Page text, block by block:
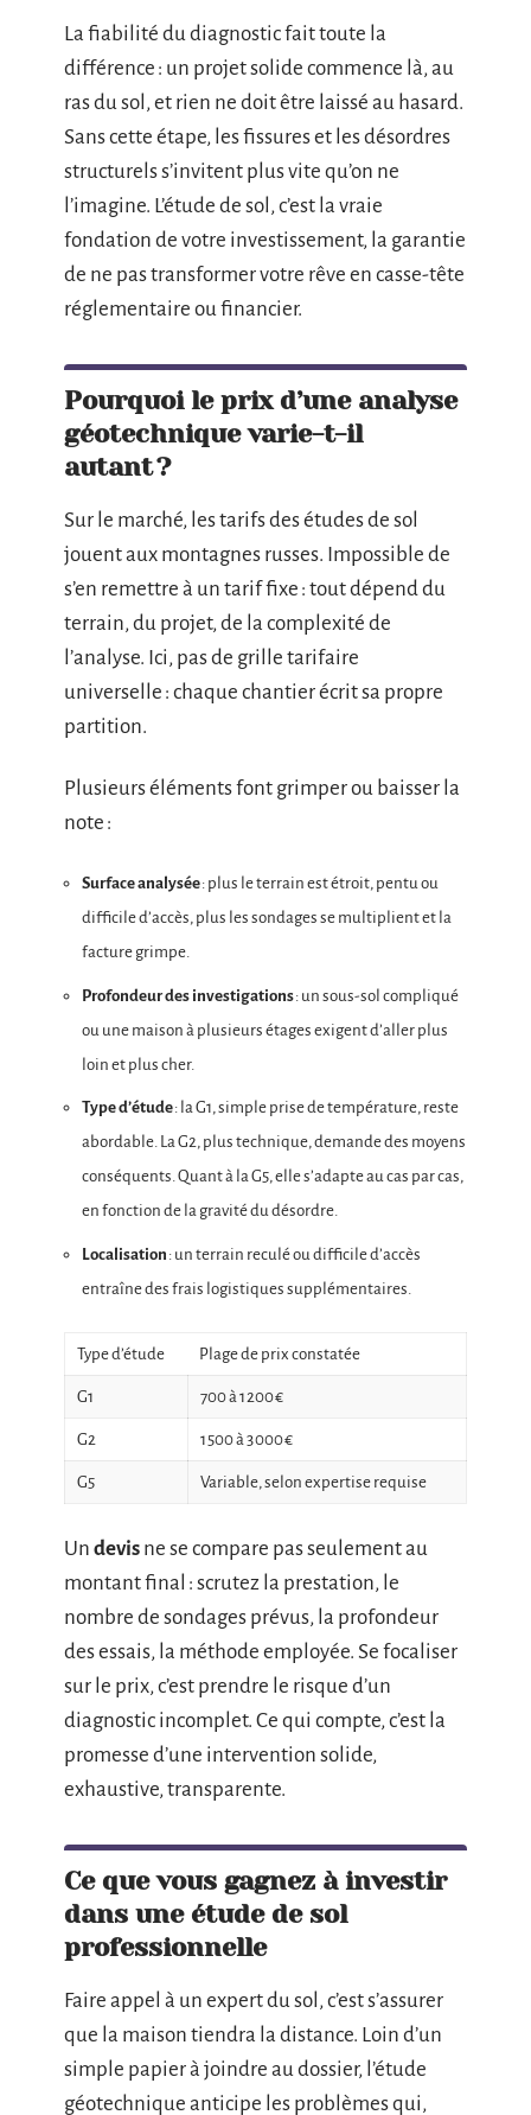
La fiabilité du diagnostic fait toute la
différence : un projet solide commence là, au
ras du sol, et rien ne doit être laissé au hasard.
Sans cette étape, les fissures et les désordres
structurels s’invitent plus vite qu’on ne
l’imagine. L’étude de sol, c’est la vraie
fondation de votre investissement, la garantie
de ne pas transformer votre rêve en casse-tête
réglementaire ou financier.
Pourquoi le prix d’une analyse
géotechnique varie-t-il
autant ?
Sur le marché, les tarifs des études de sol
jouent aux montagnes russes. Impossible de
s’en remettre à un tarif fixe : tout dépend du
terrain, du projet, de la complexité de
l’analyse. Ici, pas de grille tarifaire
universelle : chaque chantier écrit sa propre
partition.
Plusieurs éléments font grimper ou baisser la
note :
Surface analysée: plus le terrain est étroit, pentu ou
difficile d’accès, plus les sondages se multiplient et la
facture grimpe.
Profondeur des investigations: un sous-sol compliqué
ou une maison à plusieurs étages exigent d’aller plus
loin et plus cher.
Type d’étude: la G1, simple prise de température, reste
abordable. La G2, plus technique, demande des moyens
conséquents. Quant à la G5, elle s’adapte au cas par cas,
en fonction de la gravité du désordre.
Localisation : un terrain reculé ou difficile d’accès
entraîne des frais logistiques supplémentaires.
Type d’étude Plage de prix constatée
G1 700 à 1 200 €
G2 1 500 à 3 000 €
G5 Variable, selon expertise requise
Un devis ne se compare pas seulement au
montant final : scrutez la prestation, le
nombre de sondages prévus, la profondeur
des essais, la méthode employée. Se focaliser
sur le prix, c’est prendre le risque d’un
diagnostic incomplet. Ce qui compte, c’est la
promesse d’une intervention solide,
exhaustive, transparente.
Ce que vous gagnez à investir
dans une étude de sol
professionnelle
Faire appel à un expert du sol, c’est s’assurer
que la maison tiendra la distance. Loin d’un
simple papier à joindre au dossier, l’étude
géotechnique anticipe les problèmes qui,